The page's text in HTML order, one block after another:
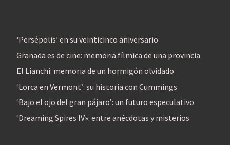
‘Persépolis’ en su veinticinco aniversario
Granada es de cine: memoria fílmica de una provincia
El Lianchi: memoria de un hormigón olvidado
‘Lorca en Vermont’: su historia con Cummings
‘Bajo el ojo del gran pájaro’: un futuro especulativo
‘Dreaming Spires IV»: entre anécdotas y misterios